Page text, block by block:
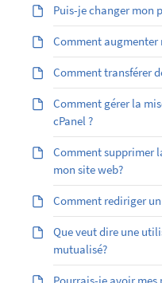
Puis-je changer mon
Comment augmenter
Comment transférer
Comment gérer la
cPanel ?
Comment supprimer
mon site web?
Comment rediriger un
Que veut dire une
mutualisé?